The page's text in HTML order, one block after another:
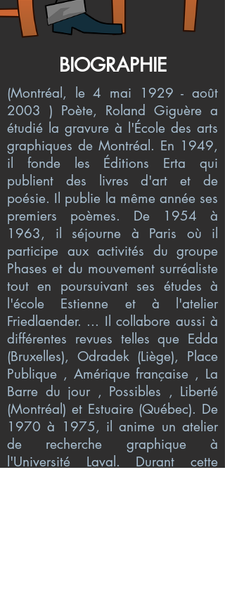
BIOGRAPHIE
(Montréal, le 4 mai 1929 - août
2003 ) Poète, Roland Giguère a
étudié la gravure à l'École des arts
graphiques de Montréal. En 1949,
il fonde les Éditions Erta qui
publient des livres d'art et de
poésie. Il publie la même année ses
premiers poèmes. De 1954 à
1963, il séjourne à Paris où il
participe aux activités du groupe
Phases et du mouvement surréaliste
tout en poursuivant ses études à
l'école Estienne et à l'atelier
Friedlaender. ... Il collabore aussi à
différentes revues telles que Edda
(Bruxelles), Odradek (Liège), Place
Publique , Amérique française , La
Barre du jour , Possibles , Liberté
(Montréal) et Estuaire (Québec). De
1970 à 1975, il anime un atelier
de recherche graphique à
l'Université Laval. Durant cette